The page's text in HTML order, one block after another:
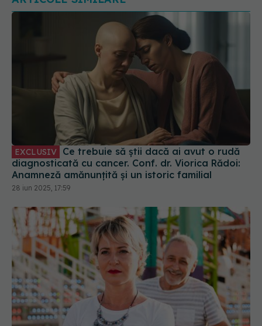
EXCLUSIV Ce trebuie să știi dacă ai avut o rudă
diagnosticată cu cancer. Conf. dr. Viorica Rădoi:
Anamneză amănunțită și un istoric familial
28 iun 2025, 17:59